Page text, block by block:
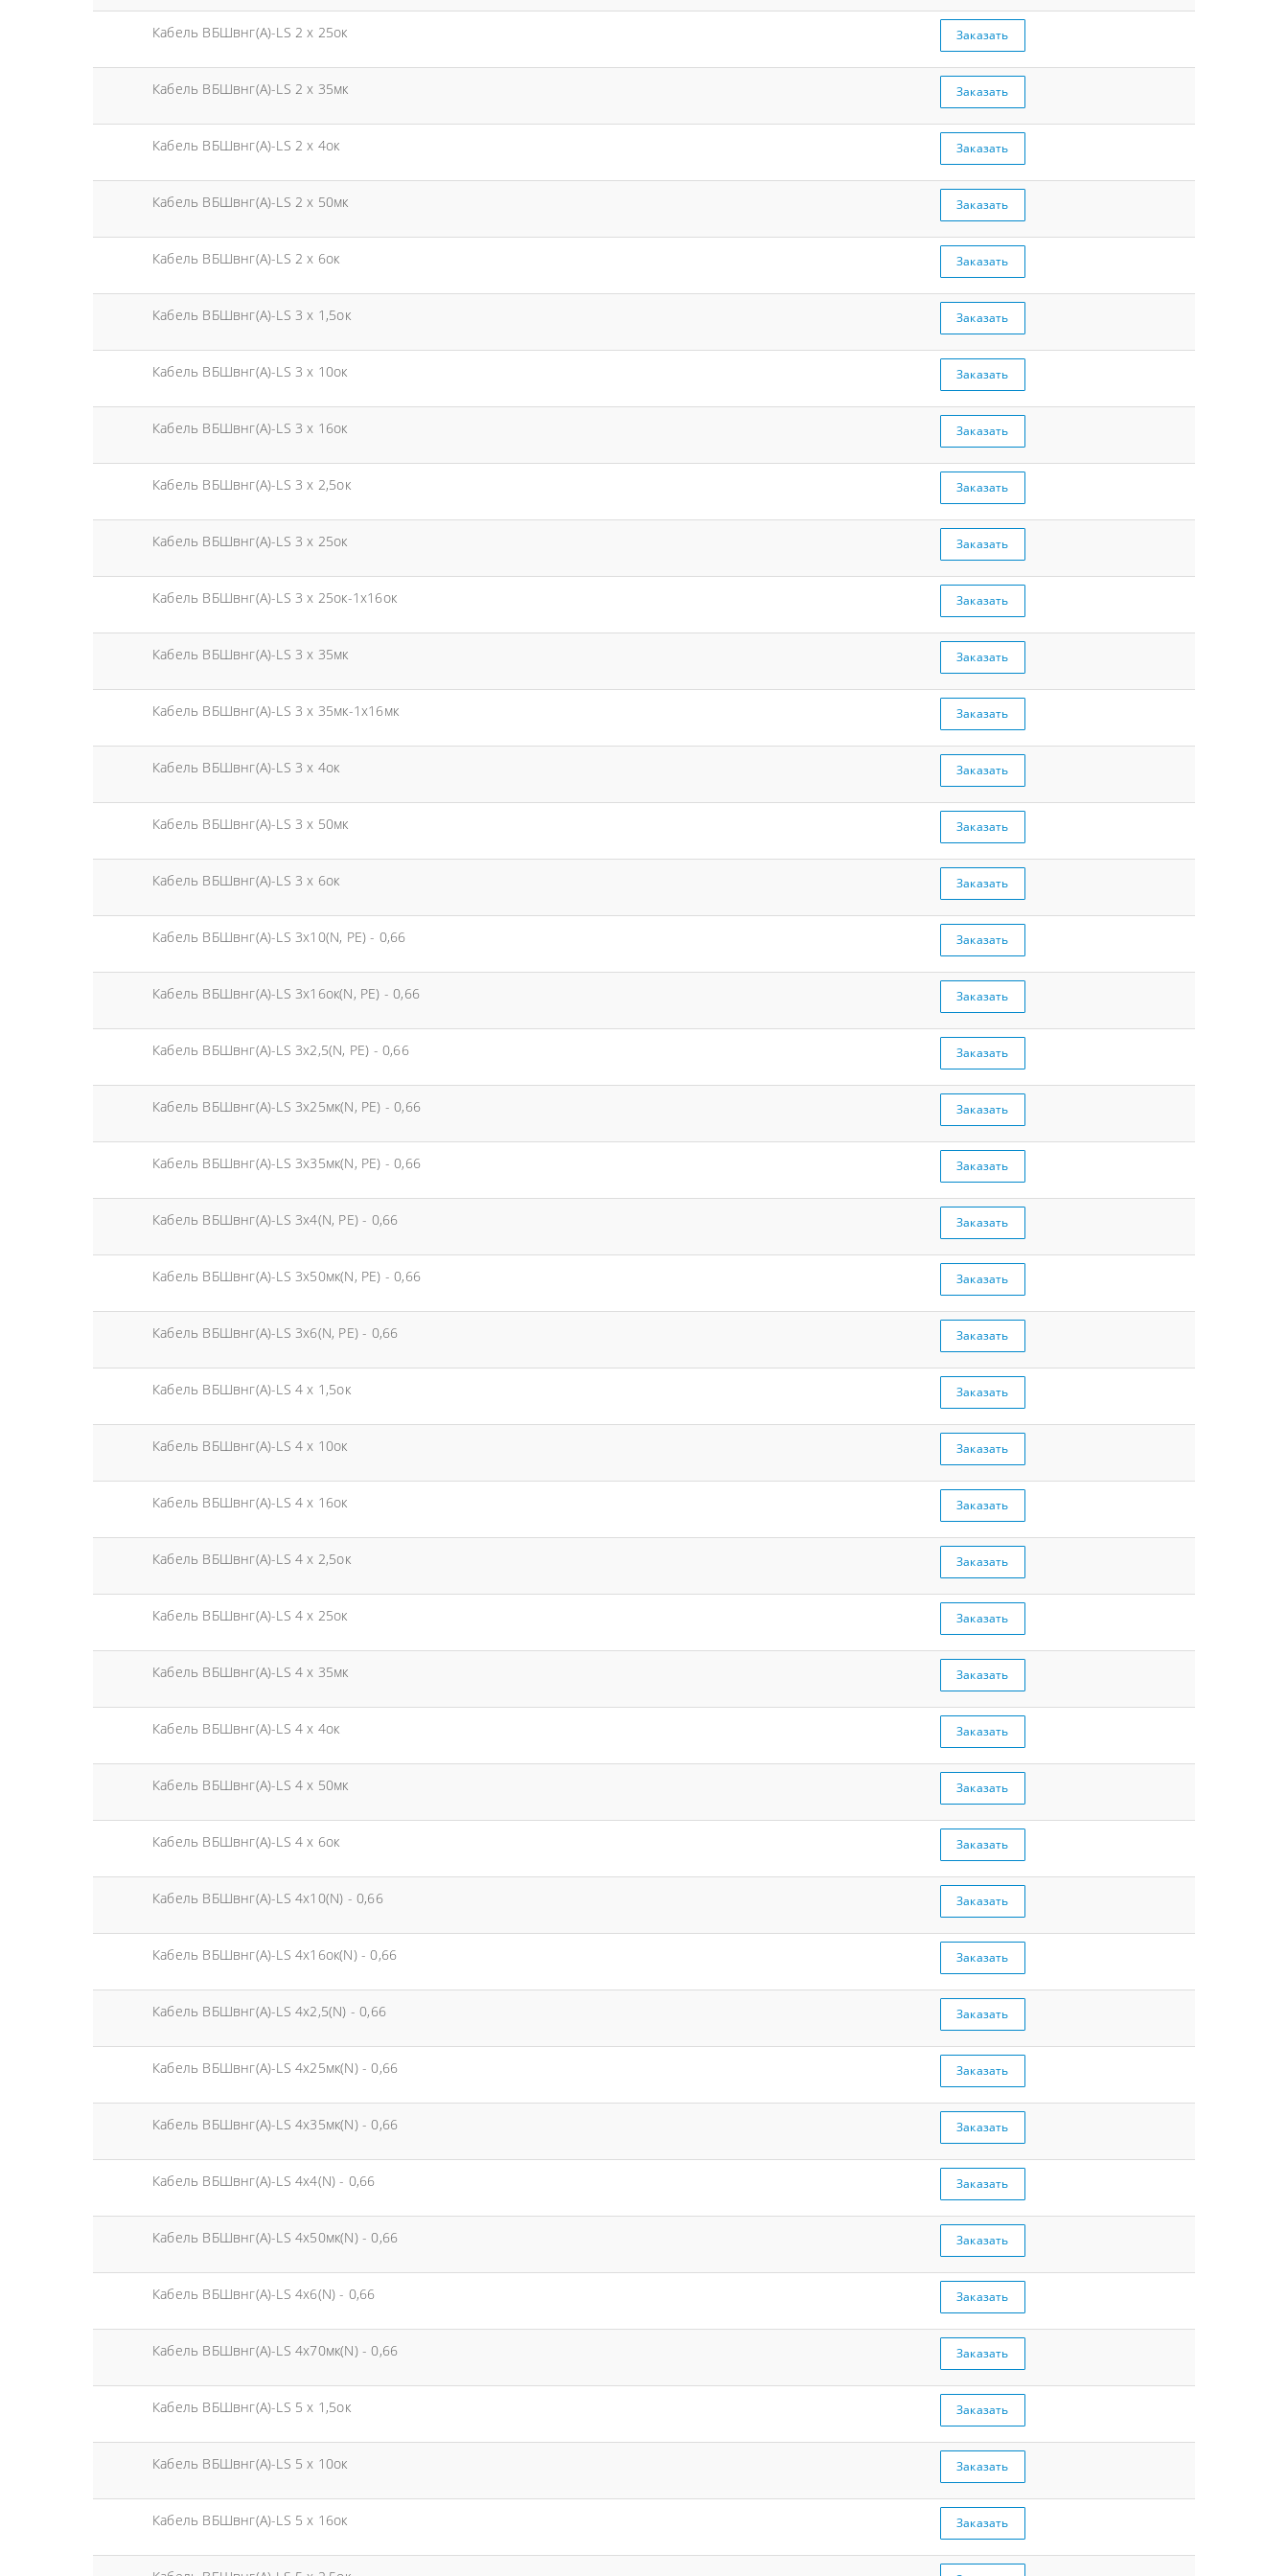
Кабель ВБШвнг(А)-LS 2 х 25ок Заказать
Кабель ВБШвнг(А)-LS 2 х 35мк Заказать
Кабель ВБШвнг(А)-LS 2 х 4ок Заказать
Кабель ВБШвнг(А)-LS 2 х 50мк Заказать
Кабель ВБШвнг(А)-LS 2 х 6ок Заказать
Кабель ВБШвнг(А)-LS 3 х 1,5ок Заказать
Кабель ВБШвнг(А)-LS 3 х 10ок Заказать
Кабель ВБШвнг(А)-LS 3 х 16ок Заказать
Кабель ВБШвнг(А)-LS 3 х 2,5ок Заказать
Кабель ВБШвнг(А)-LS 3 х 25ок Заказать
Кабель ВБШвнг(А)-LS 3 х 25ок-1х16ок Заказать
Кабель ВБШвнг(А)-LS 3 х 35мк Заказать
Кабель ВБШвнг(А)-LS 3 х 35мк-1х16мк Заказать
Кабель ВБШвнг(А)-LS 3 х 4ок Заказать
Кабель ВБШвнг(А)-LS 3 х 50мк Заказать
Кабель ВБШвнг(А)-LS 3 х 6ок Заказать
Кабель ВБШвнг(А)-LS 3х10(N, PE) - 0,66 Заказать
Кабель ВБШвнг(А)-LS 3х16ок(N, PE) - 0,66 Заказать
Кабель ВБШвнг(А)-LS 3х2,5(N, PE) - 0,66 Заказать
Кабель ВБШвнг(А)-LS 3х25мк(N, PE) - 0,66 Заказать
Кабель ВБШвнг(А)-LS 3х35мк(N, PE) - 0,66 Заказать
Кабель ВБШвнг(А)-LS 3х4(N, PE) - 0,66 Заказать
Кабель ВБШвнг(А)-LS 3х50мк(N, PE) - 0,66 Заказать
Кабель ВБШвнг(А)-LS 3х6(N, PE) - 0,66 Заказать
Кабель ВБШвнг(А)-LS 4 х 1,5ок Заказать
Кабель ВБШвнг(А)-LS 4 х 10ок Заказать
Кабель ВБШвнг(А)-LS 4 х 16ок Заказать
Кабель ВБШвнг(А)-LS 4 х 2,5ок Заказать
Кабель ВБШвнг(А)-LS 4 х 25ок Заказать
Кабель ВБШвнг(А)-LS 4 х 35мк Заказать
Кабель ВБШвнг(А)-LS 4 х 4ок Заказать
Кабель ВБШвнг(А)-LS 4 х 50мк Заказать
Кабель ВБШвнг(А)-LS 4 х 6ок Заказать
Кабель ВБШвнг(А)-LS 4х10(N) - 0,66 Заказать
Кабель ВБШвнг(А)-LS 4х16ок(N) - 0,66 Заказать
Кабель ВБШвнг(А)-LS 4х2,5(N) - 0,66 Заказать
Кабель ВБШвнг(А)-LS 4х25мк(N) - 0,66 Заказать
Кабель ВБШвнг(А)-LS 4х35мк(N) - 0,66 Заказать
Кабель ВБШвнг(А)-LS 4х4(N) - 0,66 Заказать
Кабель ВБШвнг(А)-LS 4х50мк(N) - 0,66 Заказать
Кабель ВБШвнг(А)-LS 4х6(N) - 0,66 Заказать
Кабель ВБШвнг(А)-LS 4х70мк(N) - 0,66 Заказать
Кабель ВБШвнг(А)-LS 5 х 1,5ок Заказать
Кабель ВБШвнг(А)-LS 5 х 10ок Заказать
Кабель ВБШвнг(А)-LS 5 х 16ок Заказать